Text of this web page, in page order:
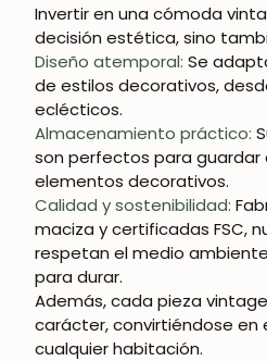
Invertir en una cómoda
decisión estética, sino
Diseño atemporal: Se
de estilos decorativos,
eclécticos.
Almacenamiento práctico:
son perfectos para
elementos decorativos.
Calidad y sostenibilidad:
maciza y certificadas FSC,
respetan el medio
para durar.
Además, cada pieza
carácter, convirtiéndose en
cualquier habitación.
Suscríbete y consigue
en tu primera